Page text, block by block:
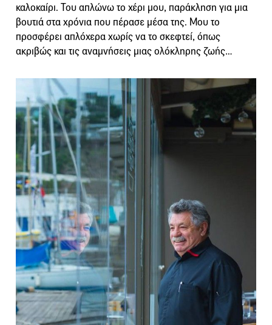
καλοκαίρι. Του απλώνω το χέρι μου, παράκληση για μια
βουτιά στα χρόνια που πέρασε μέσα της. Μου το
προσφέρει απλόχερα χωρίς να το σκεφτεί, όπως
ακριβώς και τις αναμνήσεις μιας ολόκληρης ζωής…